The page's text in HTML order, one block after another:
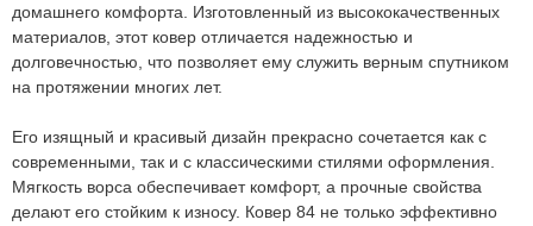
домашнего комфорта. Изготовленный из высококачественных
материалов, этот ковер отличается надежностью и
долговечностью, что позволяет ему служить верным спутником
на протяжении многих лет.
Его изящный и красивый дизайн прекрасно сочетается как с
современными, так и с классическими стилями оформления.
Мягкость ворса обеспечивает комфорт, а прочные свойства
делают его стойким к износу. Ковер 84 не только эффективно
ОСТАВИТЬ ЗАЯВКУ
Оформить заказ!
Ковер 84
- +